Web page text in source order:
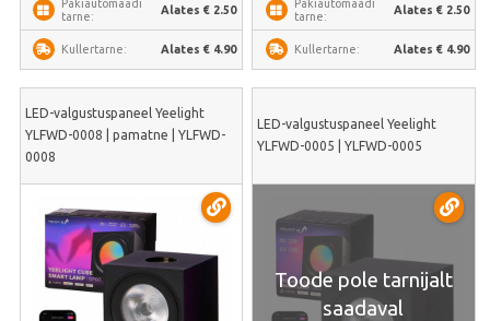
Pakiautomaadi
tarne:
Alates € 2.50
Kullertarne: Alates € 4.90
Pakiautomaadi
tarne:
Alates € 2.50
Kullertarne: Alates € 4.90
LED-valgustuspaneel Yeelight
YLFWD-0008 | pamatne | YLFWD-
0008
LED-valgustuspaneel Yeelight
YLFWD-0005 | YLFWD-0005
Toode pole tarnijalt
saadaval